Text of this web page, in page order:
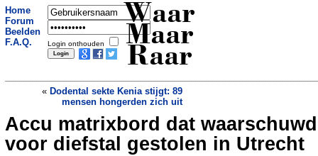
Home
Forum
Beelden
F.A.Q.
Login onthouden
Waar
Maar
Raar
« Dodental sekte Kenia stijgt: 89
mensen hongerden zich uit
Nieuw van Mattel: Barbie met
Downsyndroom »
Accu matrixbord dat
voor diefstal gestolen in Utrecht